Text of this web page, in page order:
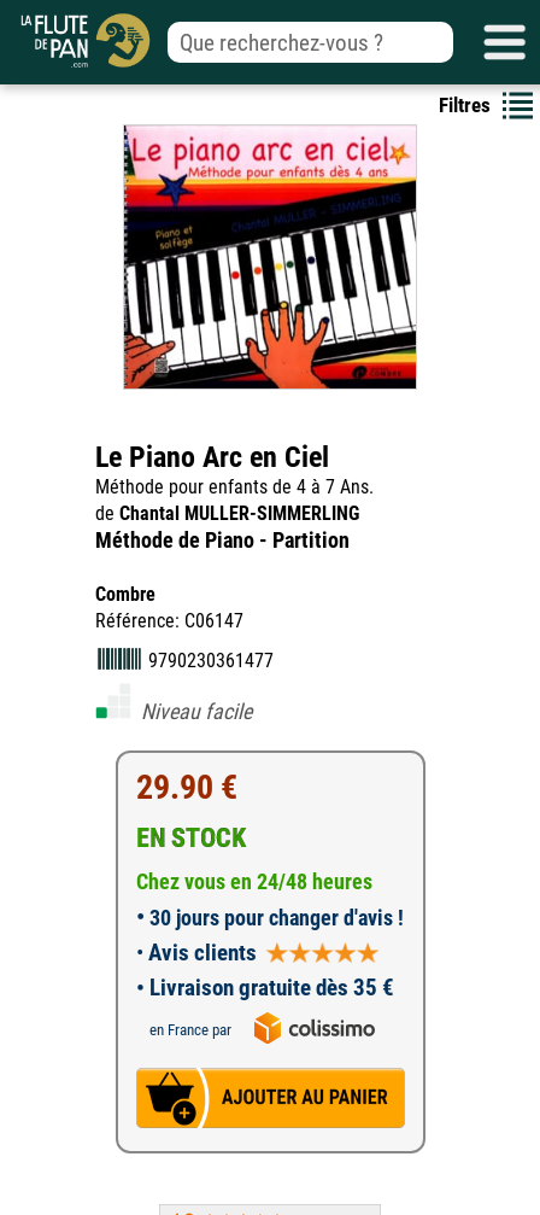
Filtres
Le Piano Arc en Ciel
Méthode pour enfants de 4 à 7 Ans.
de Chantal MULLER-SIMMERLING
Méthode de Piano - Partition
Combre
Référence: C06147
9790230361477
Niveau facile
29.90 €
EN STOCK
Chez vous en 24/48 heures
• 30 jours pour changer d'avis !
• Avis clients
• Livraison gratuite dès 35 €
en France par